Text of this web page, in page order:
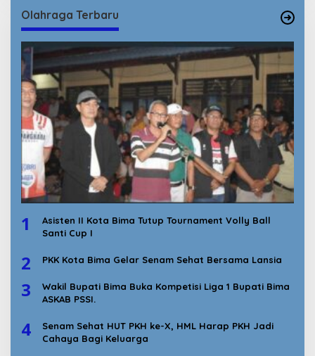
Olahraga Terbaru
1
Asisten II Kota Bima Tutup Tournament Volly Ball
Santi Cup I
2 PKK Kota Bima Gelar Senam Sehat Bersama Lansia
3
Wakil Bupati Bima Buka Kompetisi Liga 1 Bupati Bima
ASKAB PSSI.
4
Senam Sehat HUT PKH ke-X, HML Harap PKH Jadi
Cahaya Bagi Keluarga